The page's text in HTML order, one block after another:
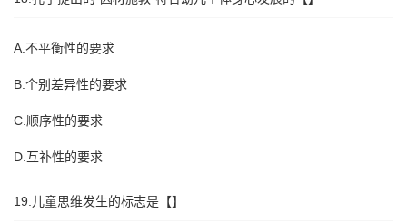
A.不平衡性的要求
B.个别差异性的要求
C.顺序性的要求
D.互补性的要求
19.儿童思维发生的标志是【】